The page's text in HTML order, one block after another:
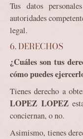
Tus datos
autoridades
legal.
6. DERECHOS
¿Cuáles son tus
cómo puedes
Tienes derecho a
LOPEZ LOPEZ
conciernan, o no.
Asimismo, tienes